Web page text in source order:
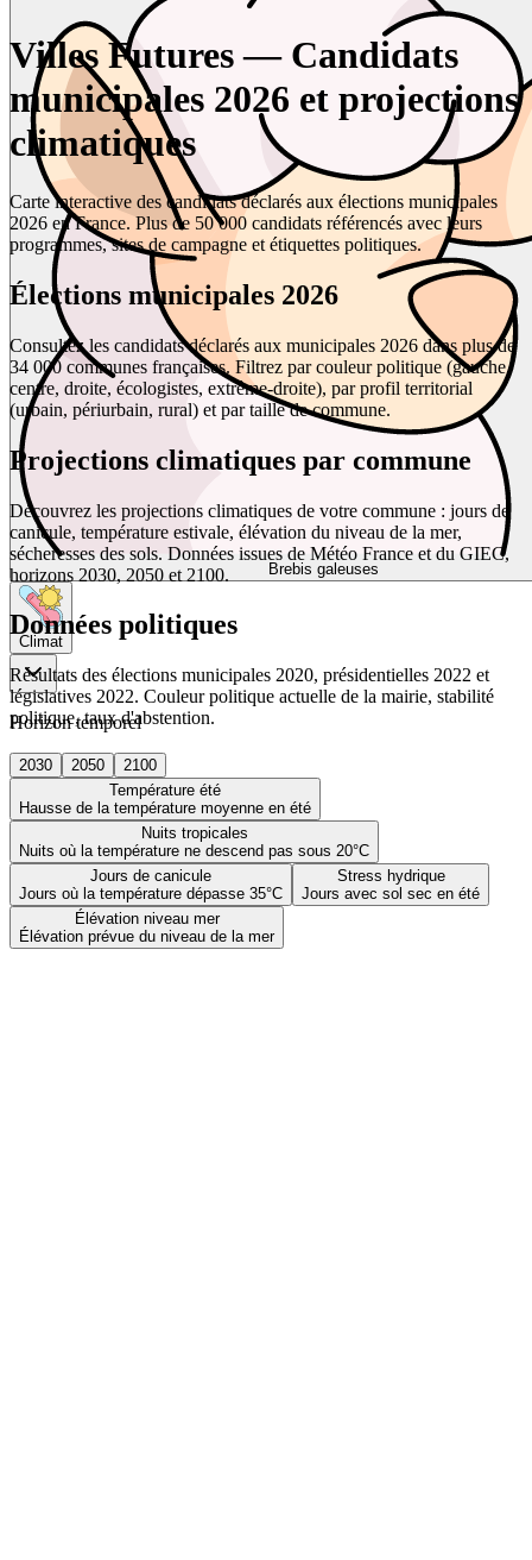
Brebis galeuses
Climat
Horizon temporel
2030 2050
2100
Température été
Hausse de la température moyenne en été
Nuits tropicales
Nuits où la température ne descend pas sous 20°C
Jours de canicule
Jours où la température dépasse 35°C
Stress hydrique
Jours avec sol sec en été
Élévation niveau mer
Élévation prévue du niveau de la mer
Villes Futures — Candidats
municipales 2026 et projections
climatiques
Carte interactive des candidats déclarés aux élections municipales
2026 en France. Plus de 50 000 candidats référencés avec leurs
programmes, sites de campagne et étiquettes politiques.
Élections municipales 2026
Consultez les candidats déclarés aux municipales 2026 dans plus de
34 000 communes françaises. Filtrez par couleur politique (gauche,
centre, droite, écologistes, extrême-droite), par profil territorial
(urbain, périurbain, rural) et par taille de commune.
Projections climatiques par commune
Découvrez les projections climatiques de votre commune : jours de
canicule, température estivale, élévation du niveau de la mer,
sécheresses des sols. Données issues de Météo France et du GIEC,
horizons 2030, 2050 et 2100.
Données politiques
Résultats des élections municipales 2020, présidentielles 2022 et
législatives 2022. Couleur politique actuelle de la mairie, stabilité
politique, taux d'abstention.